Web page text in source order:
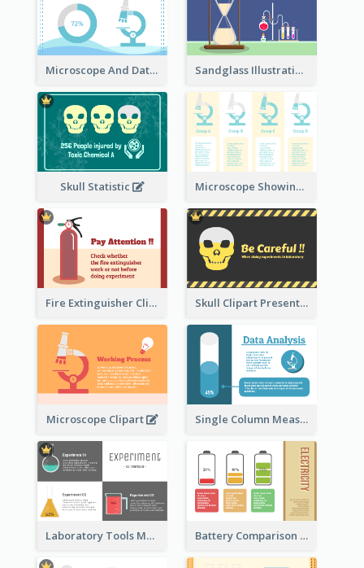
Microscope And Data Clipart Sandglass Illustration
Skull Statistic Microscope Showing Comparison
Fire Extinguisher Clipart Skull Clipart Presenting Dangerous
Microscope Clipart Single Column Measurement
Laboratory Tools Measurement And Comparison Battery Comparison Schematic Diagram